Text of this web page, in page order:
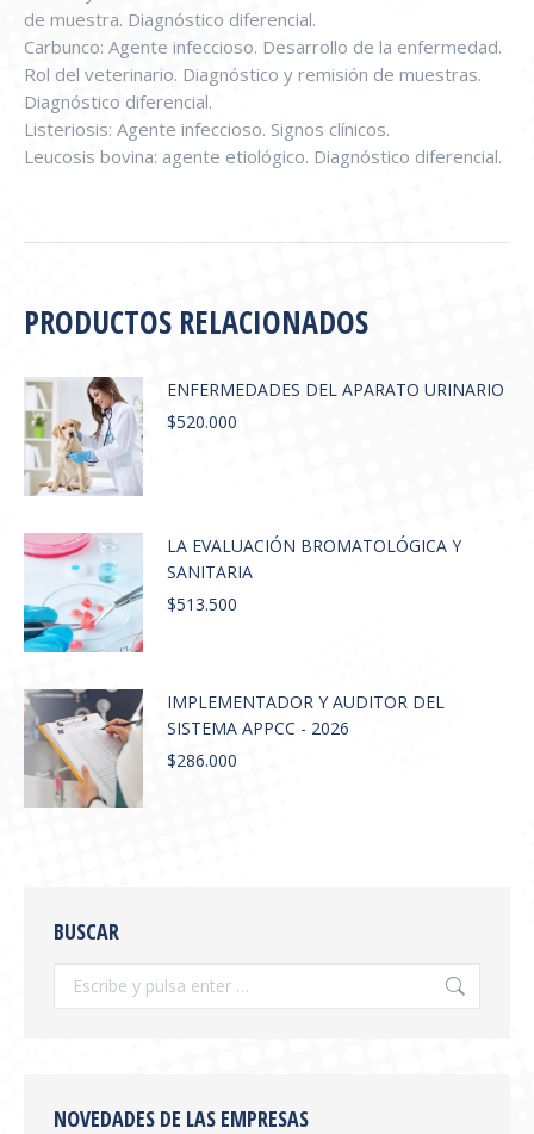
de muestra. Diagnóstico diferencial.
Carbunco: Agente infeccioso. Desarrollo de la enfermedad.
Rol del veterinario. Diagnóstico y remisión de muestras.
Diagnóstico diferencial.
Listeriosis: Agente infeccioso. Signos clínicos.
Leucosis bovina: agente etiológico. Diagnóstico diferencial.
PRODUCTOS RELACIONADOS
ENFERMEDADES DEL APARATO URINARIO
$520.000
LA EVALUACIÓN BROMATOLÓGICA Y
SANITARIA
$513.500
IMPLEMENTADOR Y AUDITOR DEL
SISTEMA APPCC - 2026
$286.000
BUSCAR
NOVEDADES DE LAS EMPRESAS